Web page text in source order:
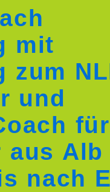
mit
zum
und
für
aus Alb
nach